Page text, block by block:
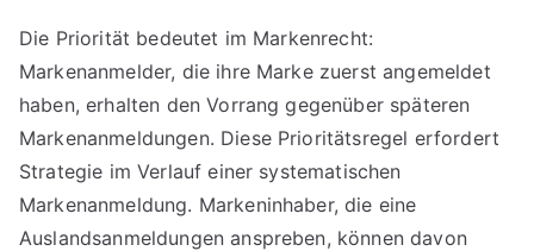
im
Markenrecht
Die Priorität bedeutet im Markenrecht:
Markenanmelder, die ihre Marke zuerst angemeldet
haben, erhalten den Vorrang gegenüber späteren
Markenanmeldungen. Diese Prioritätsregel erfordert
Strategie im Verlauf einer systematischen
Markenanmeldung. Markeninhaber, die eine
Auslandsanmeldungen anspreben, können davon